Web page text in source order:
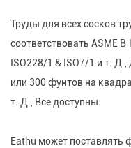
Труды для всех сосков
соответствовать ASME B
ISO228/1 & ISO7/1 и т.
или 300 фунтов на
т. Д., Все доступны.
Eathu может поставлять